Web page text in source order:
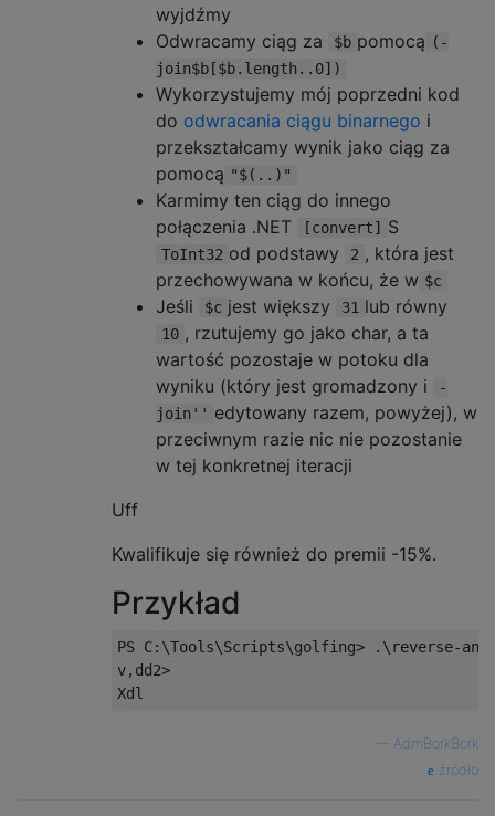
wyjdźmy
Odwracamy ciąg za
$b pomocą (-
join$b[$b.length..0])
Wykorzystujemy mój poprzedni kod
do odwracania ciągu binarnego i
przekształcamy wynik jako ciąg za
pomocą "$(..)"
Karmimy ten ciąg do innego
połączenia .NET
[convert] S
ToInt32 od podstawy 2 , która jest
przechowywana w końcu, że w $c
Jeśli $c jest większy 31 lub równy
10 , rzutujemy go jako char, a ta
wartość pozostaje w potoku dla
wyniku (który jest gromadzony i
-
join'' edytowany razem, powyżej), w
przeciwnym razie nic nie pozostanie
w tej konkretnej iteracji
Uff
Kwalifikuje się również do premii -15%.
Przykład
PS C:\Tools\Scripts\golfing> .\reverse-
v,dd2>
AdmBorkBork
źródło